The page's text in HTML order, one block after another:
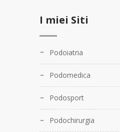
I miei Siti
Podoiatria
Podomedica
Podosport
Podochirurgia